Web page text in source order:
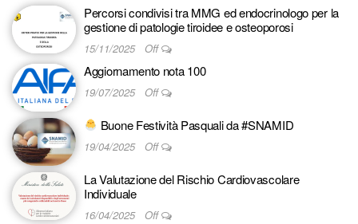
Percorsi condivisi tra MMG ed endocrinologo per la
gestione di patologie tiroidee e osteoporosi
15/11/2025 Off
Aggiornamento nota 100
19/07/2025 Off
Buone Festività Pasquali da #SNAMID
19/04/2025 Off
La Valutazione del Rischio Cardiovascolare
Individuale
16/04/2025 Off